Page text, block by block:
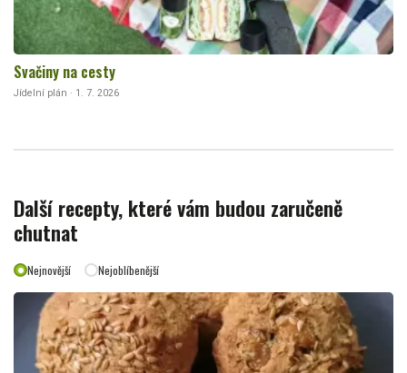
Svačiny na cesty
Jídelní plán · 1. 7. 2026
Další recepty, které vám budou zaručeně
chutnat
Nejnovější Nejoblíbenější